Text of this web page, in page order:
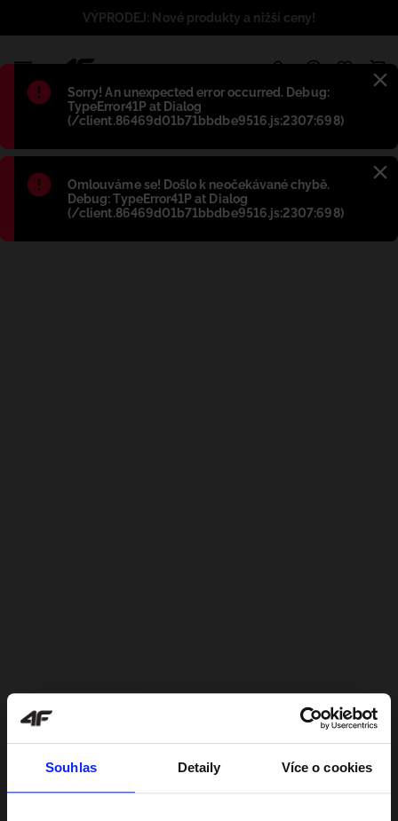
Souhlas Detaily Více o cookies
Błąd:
Sorry! An unexpected error occurred. Debug:
TypeError41P at Dialog
(/client.86469d01b71bbdbe9516.js:2307:698)
Błąd:
Omlouváme se! Došlo k neočekávané chybě.
Debug: TypeError41P at Dialog
(/client.86469d01b71bbdbe9516.js:2307:698)
VÝPRODEJ: Nové produkty a nižší ceny!